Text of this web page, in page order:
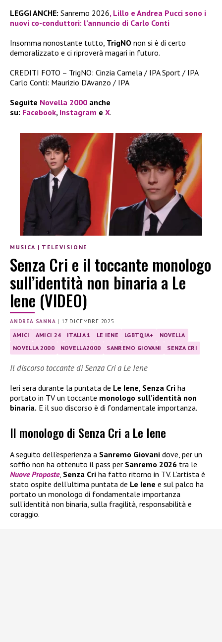
LEGGI ANCHE: Sanremo 2026, Lillo e Andrea Pucci sono i
nuovi co-conduttori: l’annuncio di Carlo Conti
Insomma nonostante tutto, TrigNO non si è di certo
demoralizzato e ci riproverà magari in futuro.
CREDITI FOTO – TrigNO: Cinzia Camela / IPA Sport / IPA
Carlo Conti: Maurizio D’Avanzo / IPA
Seguite Novella 2000 anche
su: Facebook, Instagram e X.
MUSICA | TELEVISIONE
Senza Cri e il toccante monologo
sull’identità non binaria a Le
Iene (VIDEO)
ANDREA SANNA | 17 DICEMBRE 2025
AMICI AMICI 24 ITALIA 1 LE IENE LGBTQIA+
NOVELLA
NOVELLA 2000
NOVELLA2000 SANREMO GIOVANI SENZA CRI
Il discorso toccante di Senza Cri a Le Iene
Ieri sera durante la puntata de Le Iene Senza Cri ha
portato in TV un toccante monologo sull’identità non
binaria. E il suo discorso è di fondamentale importanza.
Il monologo di Senza Cri a Le Iene
A seguito dell’esperienza a Sanremo Giovani dove, per un
soffio non ha ottenuto il pass per Sanremo 2026 tra le
Nuove Proposte, Senza Cri ha fatto ritorno in TV. L’artista è
stato ospite dell’ultima puntata de Le Iene e sul palco ha
portato un monologo di fondamentale importanza
sull’identità non binaria, sulla fragilità, responsabilità e
coraggio.